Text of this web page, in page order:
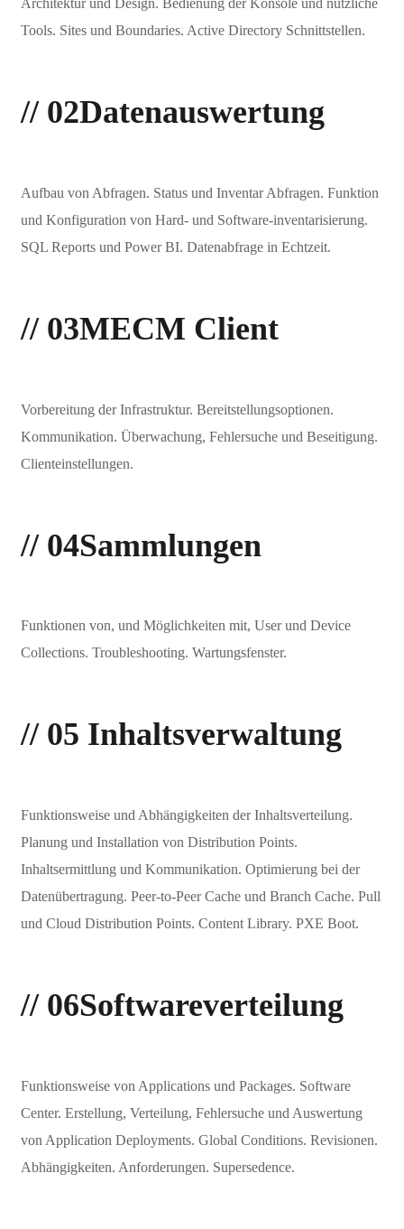
Architektur und Design. Bedienung der Konsole und nützliche
Tools. Sites und Boundaries. Active Directory Schnittstellen.
// 02Datenauswertung
Aufbau von Abfragen. Status und Inventar Abfragen. Funktion
und Konfiguration von Hard- und Software-inventarisierung.
SQL Reports und Power BI. Datenabfrage in Echtzeit.
// 03MECM Client
Vorbereitung der Infrastruktur. Bereitstellungsoptionen.
Kommunikation. Überwachung, Fehlersuche und Beseitigung.
Clienteinstellungen.
// 04Sammlungen
Funktionen von, und Möglichkeiten mit, User und Device
Collections. Troubleshooting. Wartungsfenster.
// 05 Inhaltsverwaltung
Funktionsweise und Abhängigkeiten der Inhaltsverteilung.
Planung und Installation von Distribution Points.
Inhaltsermittlung und Kommunikation. Optimierung bei der
Datenübertragung. Peer-to-Peer Cache und Branch Cache. Pull
und Cloud Distribution Points. Content Library. PXE Boot.
// 06Softwareverteilung
Funktionsweise von Applications und Packages. Software
Center. Erstellung, Verteilung, Fehlersuche und Auswertung
von Application Deployments. Global Conditions. Revisionen.
Abhängigkeiten. Anforderungen. Supersedence.